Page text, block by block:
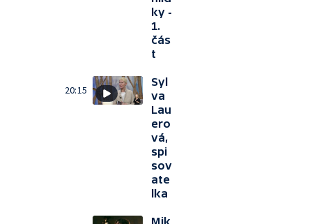
ky -
1.
čás
t
20:15
Syl
va
Lau
ero
vá,
spi
sov
ate
lka
Mik